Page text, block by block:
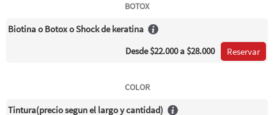
BOTOX
Biotina o Botox o Shock de keratina
Desde$22.000a $28.000 Reservar
COLOR
Tintura(precio segun el largo y cantidad)